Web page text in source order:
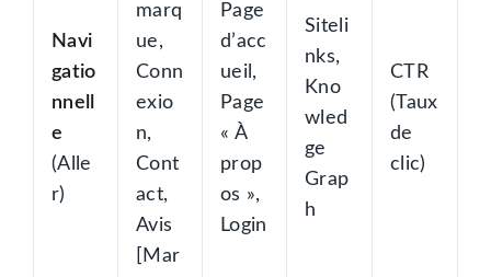
Navi
gatio
nnell
e
(Alle
r)
marq
ue,
Conn
exio
n,
Cont
act,
Avis
[Mar
Page
d’acc
ueil,
Page
« À
prop
os »,
Login
Siteli
nks,
Kno
wled
ge
Grap
h
CTR
(Taux
de
clic)